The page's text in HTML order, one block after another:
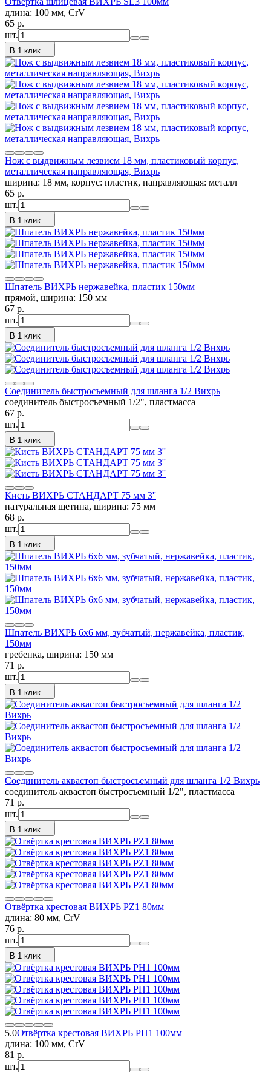
длина: 100 мм, CrV
65 p.
шт.
В 1 клик
Нож с выдвижным лезвием 18 мм, пластиковый корпус,
металлическая направляющая, Вихрь
ширина: 18 мм, корпус: пластик, направляющая: металл
65 p.
шт.
В 1 клик
Шпатель ВИХРЬ нержавейка, пластик 150мм
прямой, ширина: 150 мм
67 p.
шт.
В 1 клик
Соединитель быстросъемный для шланга 1/2 Вихрь
соединитель быстросъемный 1/2", пластмасса
67 p.
шт.
В 1 клик
Кисть ВИХРЬ СТАНДАРТ 75 мм 3''
натуральная щетина, ширина: 75 мм
68 p.
шт.
В 1 клик
Шпатель ВИХРЬ 6х6 мм, зубчатый, нержавейка, пластик,
150мм
гребенка, ширина: 150 мм
71 p.
шт.
В 1 клик
Соединитель аквастоп быстросъемный для шланга 1/2 Вихрь
соединитель аквастоп быстросъемный 1/2", пластмасса
71 p.
шт.
В 1 клик
Отвёртка крестовая ВИХРЬ PZ1 80мм
длина: 80 мм, CrV
76 p.
шт.
В 1 клик
5.0Отвёртка крестовая ВИХРЬ PH1 100мм
длина: 100 мм, CrV
81 p.
шт.